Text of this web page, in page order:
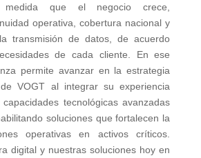
medida que el negocio crece,
operativa, cobertura nacional y
transmisión de datos, de acuerdo
de cada cliente. En ese
permite avanzar en la estrategia
VOGT al integrar su experiencia
tecnológicas avanzadas
soluciones que fortalecen la
operativas en activos críticos.
digital y nuestras soluciones hoy en